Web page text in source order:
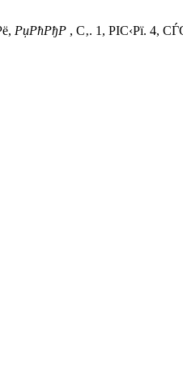
РџРћРђР , С‚. 1, РІС‹Рї. 4,